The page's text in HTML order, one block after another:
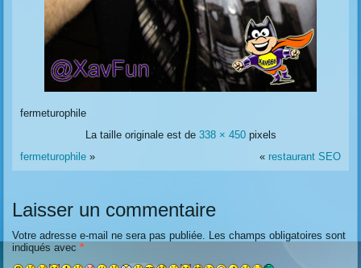
fermeturophile
La taille originale est de 338 × 450pixels
fermeturophile » « restaurant SEO
Laisser un commentaire
Votre adresse e-mail ne sera pas publiée. Les champs obligatoires sont
indiqués avec*